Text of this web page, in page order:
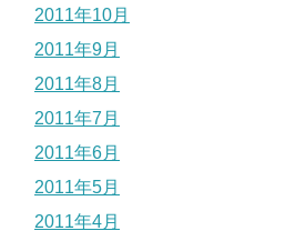
2011年10月
2011年9月
2011年8月
2011年7月
2011年6月
2011年5月
2011年4月